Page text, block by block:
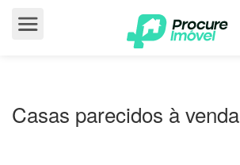
Casas parecidos à venda